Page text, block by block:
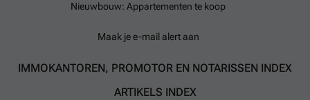
Nieuwbouw: Appartementen te koop
Maak je e-mail alert aan
IMMOKANTOREN, PROMOTOR EN NOTARISSEN INDEX
ARTIKELS INDEX